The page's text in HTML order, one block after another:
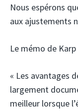
Nous espérons
aux ajustements
Le mémo de
« Les avantages
largement
meilleur lorsque